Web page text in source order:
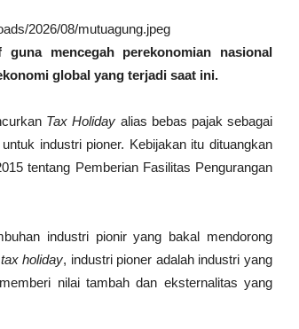
2026/08/mutuagung.jpeg
mencegah perekonomian nasional
global yang terjadi saat ini.
Tax Holiday alias bebas pajak sebagai
industri pioner. Kebijakan itu dituangkan
tentang Pemberian Fasilitas Pengurangan
industri pionir yang bakal mendorong
tax holiday, industri pioner adalah industri yang
nilai tambah dan eksternalitas yang